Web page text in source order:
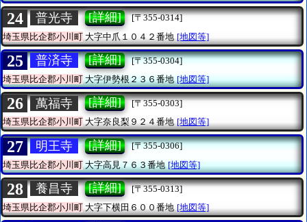
24 普光寺 [詳細]
[〒355-0314]
埼玉県比企郡小川町 大字中爪１０４２番地 [地図等]
25 普済寺 [詳細]
[〒355-0304]
埼玉県比企郡小川町大字伊勢根２３６番地 [地図等]
26 萬福寺 [詳細]
[〒355-0303]
埼玉県比企郡小川町大字奈良梨９２４番地 [地図等]
27 明王寺 [詳細]
[〒355-0306]
埼玉県比企郡小川町大字高見７６３番地 [地図等]
28 養昌寺 [詳細]
[〒355-0313]
埼玉県比企郡小川町 大字下横田６００番地 [地図等]